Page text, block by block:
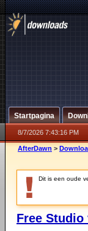
Startpagina
8/7/2026 7:43:16 PM
AfterDawn >
Dit is een oude
Free Studio